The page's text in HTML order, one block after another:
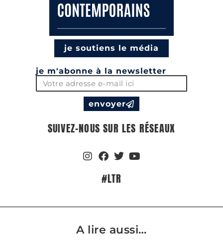
je soutiens le média
je m'abonne à la newsletter
envoyer
SUIVEZ-NOUS SUR LES RÉSEAUX
#LTR
A lire aussi…